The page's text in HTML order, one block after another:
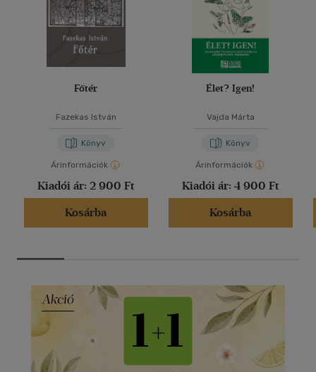
Főtér
Fazekas István
Könyv
Árinformációk
Kiadói ár: 2 900 Ft
Kosárba
Élet? Igen!
Vajda Márta
Könyv
Árinformációk
Kiadói ár: 4 900 Ft
Kosárba